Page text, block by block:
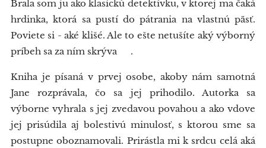
Brala som ju ako klasickú detektívku, v ktorej ma čaká
hrdinka, ktorá sa pustí do pátrania na vlastnú päsť.
Poviete si - aké klišé. Ale to ešte netušíte aký výborný
príbeh sa za ním skrýva 😉.
Kniha je písaná v prvej osobe, akoby nám samotná
Jane rozprávala, čo sa jej prihodilo. Autorka sa
výborne vyhrala s jej zvedavou povahou a ako vdove
jej prisúdila aj bolestivú minulosť, s ktorou sme sa
postupne oboznamovali. Prirástla mi k srdcu celá aká